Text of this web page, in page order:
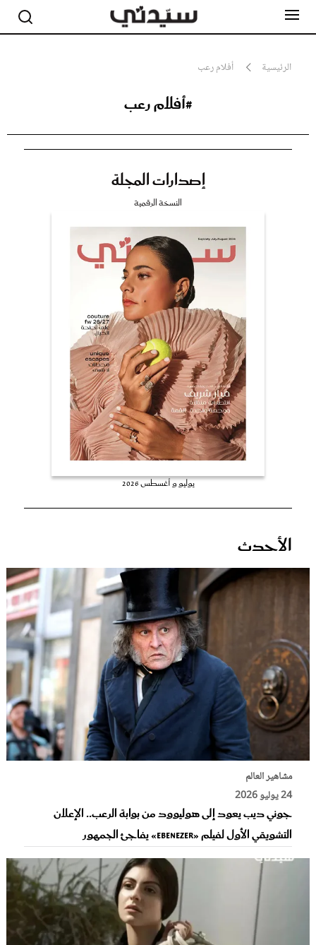
الرئيسية أفلام رعب
#أفلام رعب
إصدارات المجلة
النسخة الرقمية
يوليو و أغسطس 2026
الأحدث
مشاهير العالم
24 يوليو 2026
جوني ديب يعود إلى هوليوود من بوابة الرعب.. الإعلان
التشويقي الأول لفيلم «Ebenezer» يفاجئ الجمهور
جمال
صحة ورشاقة
عروس سيدتي
غلاف رفمي